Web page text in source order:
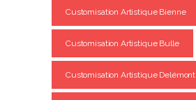
Customisation Artistique Bienne
Customisation Artistique Bulle
Customisation Artistique Delémont